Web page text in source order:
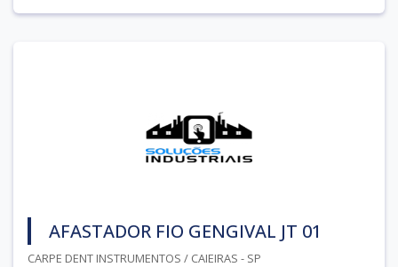
AFASTADOR FIO GENGIVAL JT 01
CARPE DENT INSTRUMENTOS / CAIEIRAS - SP